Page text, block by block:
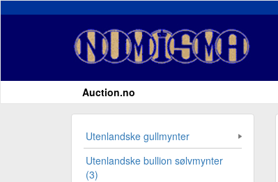
Auction.no
Utenlandske gullmynter
Utenlandske bullion sølvmynter
(3)